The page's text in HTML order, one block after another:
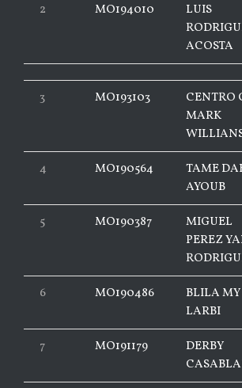
2 MO194010
LUIS
ACOSTA
3 MO193103
CENTRO
MARK
4 MO190564
TAME
AYOUB
5 MO190387
MIGUEL
PEREZ
6 MO190486
BLILA MY
LARBI
7 MO191179
DERBY